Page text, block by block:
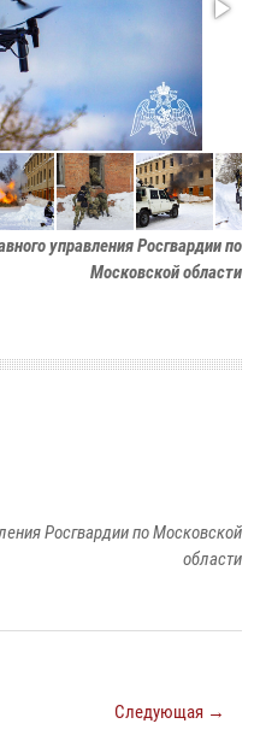
управления Росгвардии по
Московской области
Росгвардии по Московской
области
Следующая →